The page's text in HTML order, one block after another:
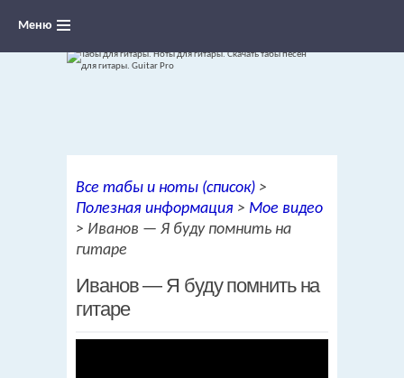
переложения песен для гитары
Меню
Все табы и ноты (список) >
Полезная информация > Мое видео
> Иванов — Я буду помнить на
гитаре
Иванов — Я буду помнить на
гитаре